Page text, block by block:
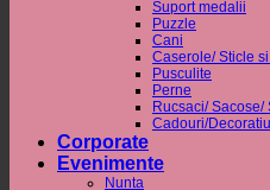
Suport medalii
Puzzle
Cani
Caserole/ Sticle
Pusculite
Perne
Rucsaci/ Sacose/
Cadouri/
Corporate
Evenimente
Nunta